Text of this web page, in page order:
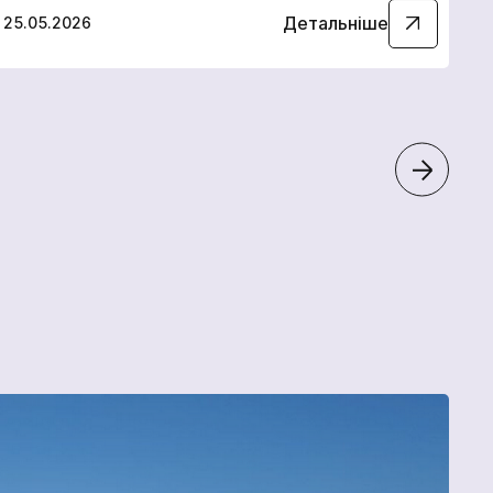
25.05.2026 Детальніше